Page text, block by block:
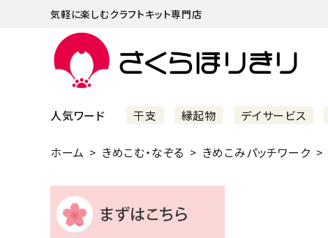
気軽に楽しむクラフトキット専門店
人気ワード 干支 縁起物 デイサービス
まずはこちら
ショッピングガイド
よくあるご質問
ホーム きめこむ・なぞる きめこみパッチワーク